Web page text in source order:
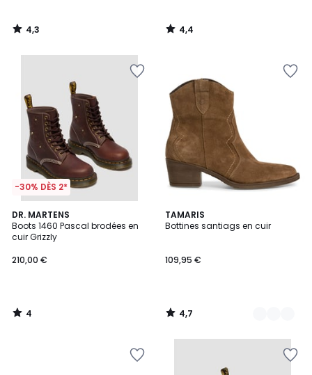
4,3
/
4,4
/
-30% DÈS 2*
DR. MARTENS
Boots 1460 Pascal brodées en
cuir Grizzly
210,00 €
4
/
5
4
/
TAMARIS
Bottines santiags en cuir
109,95 €
4,7
/ 5
3
Couleurs
4,7
/